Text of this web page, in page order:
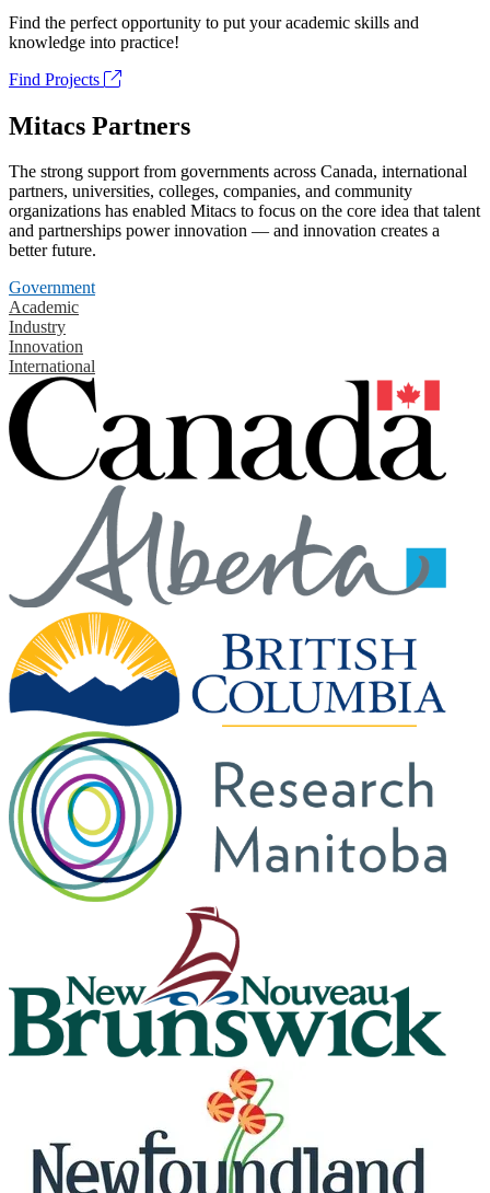
Find the perfect opportunity to put your academic skills and
knowledge into practice!
Find Projects
Mitacs Partners
The strong support from governments across Canada, international
partners, universities, colleges, companies, and community
organizations has enabled Mitacs to focus on the core idea that talent
and partnerships power innovation — and innovation creates a
better future.
Government
Academic
Industry
Innovation
International